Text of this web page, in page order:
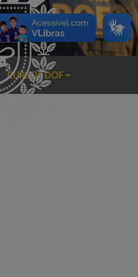
CURSOS DOF